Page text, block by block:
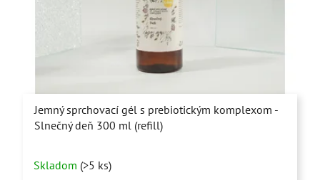
Jemný sprchovací gél s prebiotickým komplexom -
Slnečný deň 300 ml (refill)
hodnotenie
Skladom (>5 ks)